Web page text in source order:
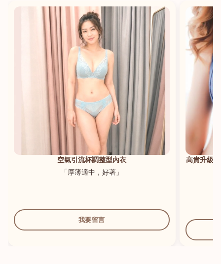
空氣引流杯調整型內衣
「厚薄適中，好著」
我要留言
高貴升級
港澳中文
English